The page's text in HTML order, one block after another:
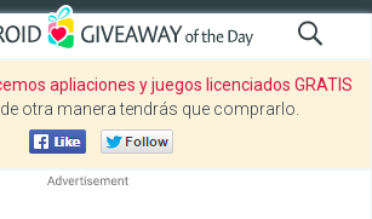
apliaciones y juegos licenciados GRATIS
de otra manera tendrás que comprarlo.